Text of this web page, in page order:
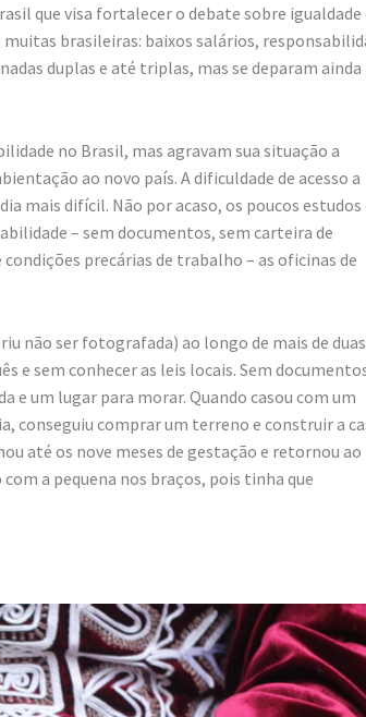
que visa fortalecer o debate sobre igualdade
brasileiras: baixos salários,
duplas e até triplas, mas se deparam ainda
no Brasil, mas agravam sua situação a
ao novo país. A dificuldade de acesso a
mais difícil. Não por acaso, os poucos estudos
– sem documentos, sem carteira de
precárias de trabalho – as oficinas de
não ser fotografada) ao longo de mais de duas
e sem conhecer as leis locais. Sem
um lugar para morar. Quando casou com um
conseguiu comprar um terreno e construir a
até os nove meses de gestação e retornou ao
a pequena nos braços, pois tinha que